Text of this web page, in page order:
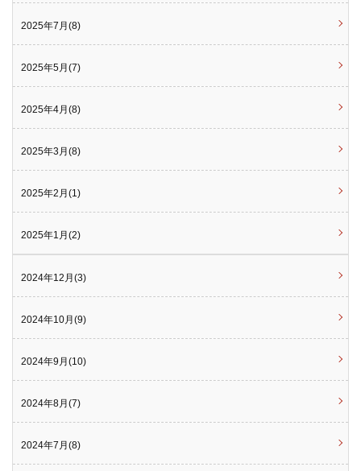
2025年7月(8)
2025年5月(7)
2025年4月(8)
2025年3月(8)
2025年2月(1)
2025年1月(2)
2024年12月(3)
2024年10月(9)
2024年9月(10)
2024年8月(7)
2024年7月(8)